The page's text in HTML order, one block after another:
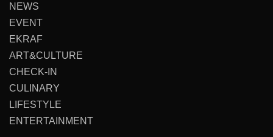
NEWS
EVENT
EKRAF
ART&CULTURE
CHECK-IN
CULINARY
LIFESTYLE
ENTERTAINMENT